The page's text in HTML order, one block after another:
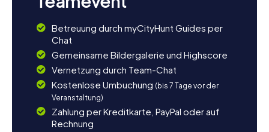
Betreuung durch myCityHunt Guides per
Chat
Gemeinsame Bildergalerie und Highscore
Vernetzung durch Team-Chat
Kostenlose Umbuchung (bis 7 Tage vor der
Veranstaltung)
Zahlung per Kreditkarte, PayPal oder auf
Rechnung